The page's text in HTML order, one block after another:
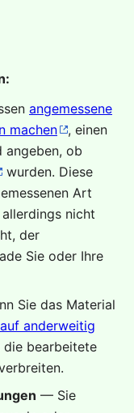
angemessene
machen
, einen
angeben, ob
wurden. Diese
Art
nicht
der
Sie oder Ihre
Sie das Material
anderweitig
die bearbeitete
— Sie